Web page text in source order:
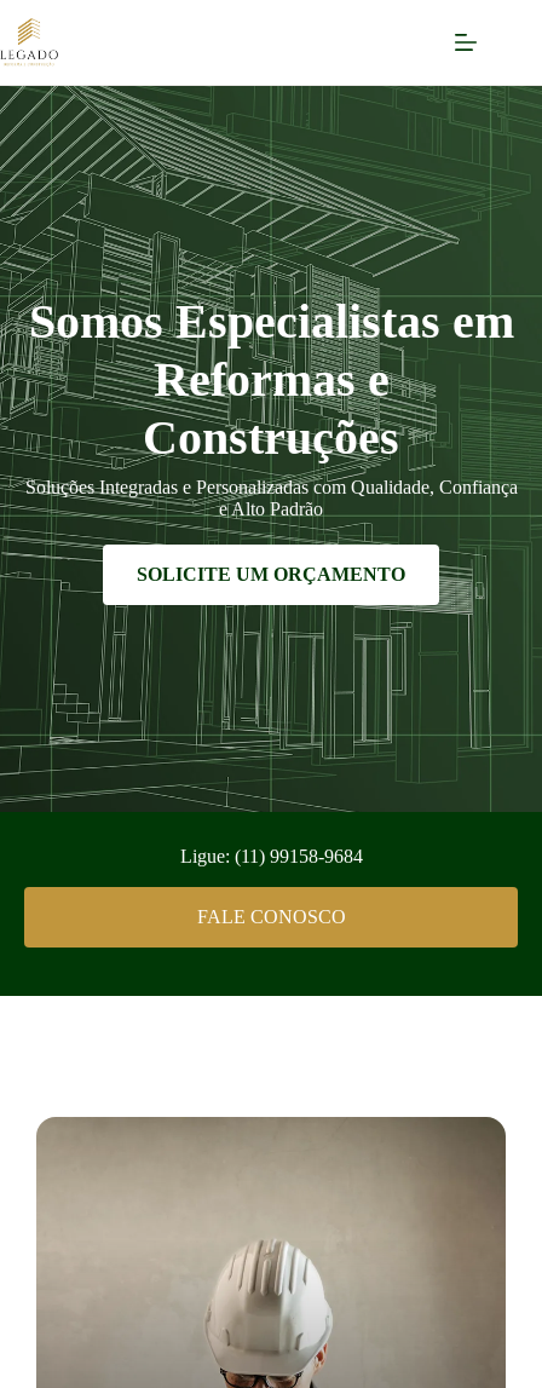
para
o
Somos Especialistas em
Reformas e
Construções
Soluções Integradas e Personalizadas com Qualidade, Confiança
e Alto Padrão
SOLICITE UM ORÇAMENTO
Ligue: (11) 99158-9684
FALE CONOSCO